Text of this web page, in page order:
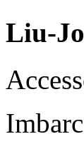
Liu-Jo